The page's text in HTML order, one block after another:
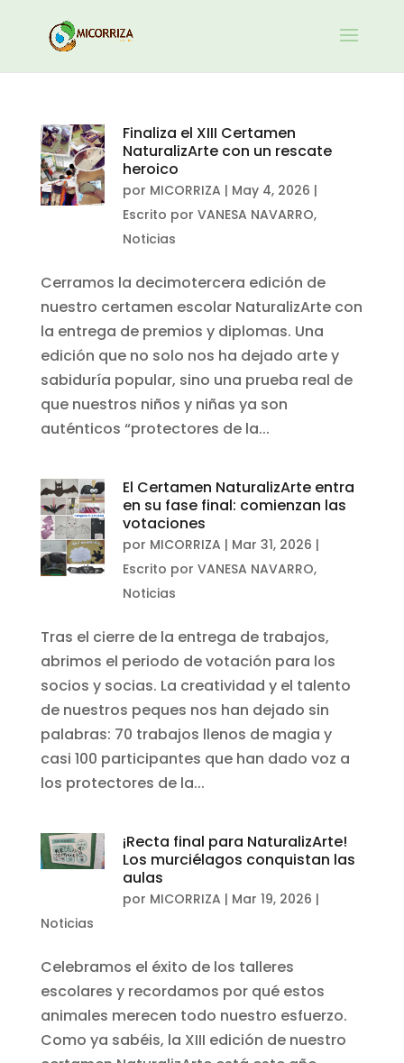
Finaliza el XIII Certamen
NaturalizArte con un rescate
heroico
por MICORRIZA | May 4, 2026 |
Escrito por VANESA NAVARRO,
Noticias
Cerramos la decimotercera edición de
nuestro certamen escolar NaturalizArte con
la entrega de premios y diplomas. Una
edición que no solo nos ha dejado arte y
sabiduría popular, sino una prueba real de
que nuestros niños y niñas ya son
auténticos “protectores de la...
El Certamen NaturalizArte entra
en su fase final: comienzan las
votaciones
por MICORRIZA | Mar 31, 2026 |
Escrito por VANESA NAVARRO,
Noticias
Tras el cierre de la entrega de trabajos,
abrimos el periodo de votación para los
socios y socias. La creatividad y el talento
de nuestros peques nos han dejado sin
palabras: 70 trabajos llenos de magia y
casi 100 participantes que han dado voz a
los protectores de la...
¡Recta final para NaturalizArte!
Los murciélagos conquistan las
aulas
por MICORRIZA | Mar 19, 2026 |
Noticias
Celebramos el éxito de los talleres
escolares y recordamos por qué estos
animales merecen todo nuestro esfuerzo.
Como ya sabéis, la XIII edición de nuestro